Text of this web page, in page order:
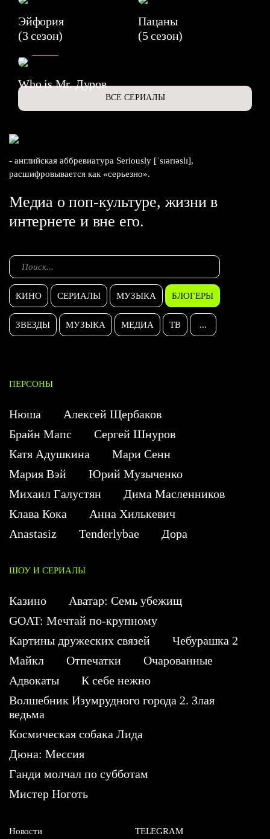
Эйфория
(3 сезон)
Пацаны
(5 сезон)
6.3
Who is Mr. Дуров
ВСЕ СЕРИАЛЫ
- английская аббревиатура Seriously [ˈsɪərɪəslɪ],
расшифровывается как «серьезно».
Медиа о поп-культуре, жизни в
интернете и вне его.
КИНО СЕРИАЛЫ МУЗЫКА БЛОГЕРЫ
ЗВЕЗДЫ МУЗЫКА МЕДИА ТВ ...
ПЕРСОНЫ
Нюша
Алексей Щербаков
Брайн Мапс
Сергей Шнуров
Катя Адушкина
Мари Сенн
Мария Вэй
Юрий Музыченко
Михаил Галустян
Дима Масленников
Клава Кока
Анна Хилькевич
Anastasiz
Tenderlybae Дора
ШОУ И СЕРИАЛЫ
Казино
Аватар: Семь убежищ
GOAT: Мечтай по-крупному
Картины дружеских связей
Чебурашка 2
Майкл
Отпечатки
Очарованные
Адвокаты
К себе нежно
Волшебник Изумрудного города 2. Злая
ведьма
Космическая собака Лида
Дюна: Мессия
Ганди молчал по субботам
Мистер Ноготь
Новости
TELEGRAM